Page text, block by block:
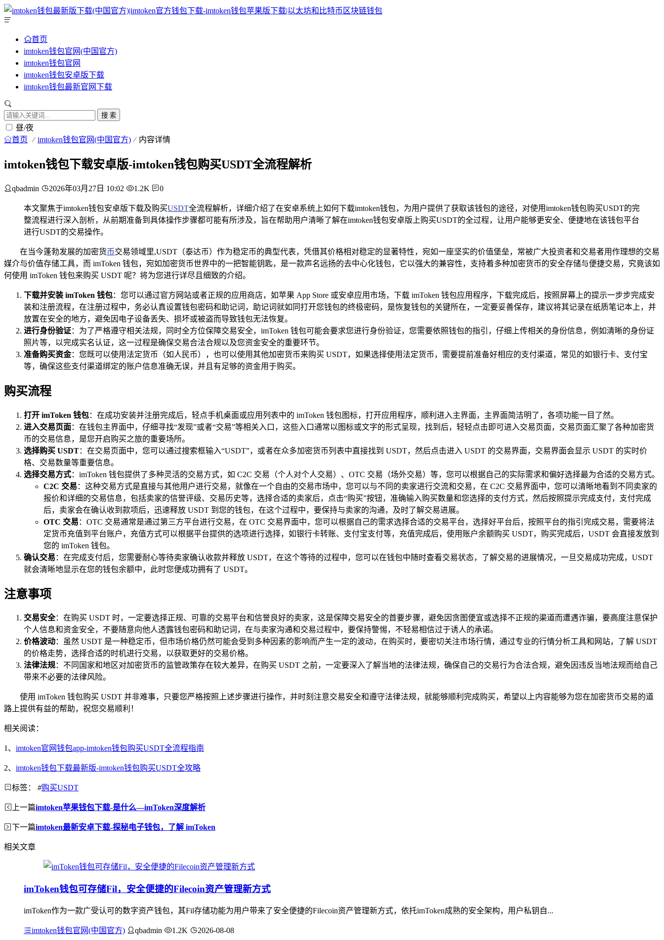
首页
imtoken钱包官网(中国官方)
imtoken钱包官网
imtoken钱包安卓版下载
imtoken钱包最新官网下载
搜 索
昼/夜
首页 imtoken钱包官网(中国官方) 内容详情
imtoken钱包下载安卓版-imtoken钱包购买USDT全流程解析
qbadmin 2026年03月27日 10:02 1.2K 0
本文聚焦于imtoken钱包安卓版下载及购买USDT全流程解析，详细介绍了在安卓系统上如何下载imtoken钱包，为用户提供了获取该钱包的途径，对使用imtoken钱包购买USDT的完
整流程进行深入剖析，从前期准备到具体操作步骤都可能有所涉及，旨在帮助用户清晰了解在imtoken钱包安卓版上购买USDT的全过程，让用户能够更安全、便捷地在该钱包平台
进行USDT的交易操作。
在当今蓬勃发展的加密货币交易领域里,USDT（泰达币）作为稳定币的典型代表，凭借其价格相对稳定的显著特性，宛如一座坚实的价值堡垒，常被广大投资者和交易者用作理想的交易
媒介与价值存储工具，而 imToken 钱包，宛如加密货币世界中的一把智能钥匙，是一款声名远扬的去中心化钱包，它以强大的兼容性，支持着多种加密货币的安全存储与便捷交易，究竟该如
何使用 imToken 钱包来购买 USDT 呢？将为您进行详尽且细致的介绍。
下载并安装 imToken 钱包：您可以通过官方网站或者正规的应用商店，如苹果 App Store 或安卓应用市场，下载 imToken 钱包应用程序，下载完成后，按照屏幕上的提示一步步完成安
装和注册流程，在注册过程中，务必认真设置钱包密码和助记词，助记词就如同打开您钱包的终极密码，是恢复钱包的关键所在，一定要妥善保存，建议将其记录在纸质笔记本上，并
放置在安全的地方，避免因电子设备丢失、损坏或被盗而导致钱包无法恢复。
进行身份验证：为了严格遵守相关法规，同时全方位保障交易安全，imToken 钱包可能会要求您进行身份验证，您需要依照钱包的指引，仔细上传相关的身份信息，例如清晰的身份证
照片等，以完成实名认证，这一过程是确保交易合法合规以及您资金安全的重要环节。
准备购买资金：您既可以使用法定货币（如人民币），也可以使用其他加密货币来购买 USDT，如果选择使用法定货币，需要提前准备好相应的支付渠道，常见的如银行卡、支付宝
等，确保这些支付渠道绑定的账户信息准确无误，并且有足够的资金用于购买。
购买流程
打开 imToken 钱包：在成功安装并注册完成后，轻点手机桌面或应用列表中的 imToken 钱包图标，打开应用程序，顺利进入主界面，主界面简洁明了，各项功能一目了然。
进入交易页面：在钱包主界面中，仔细寻找“发现”或者“交易”等相关入口，这些入口通常以图标或文字的形式呈现，找到后，轻轻点击即可进入交易页面，交易页面汇聚了各种加密货
币的交易信息，是您开启购买之旅的重要场所。
选择购买 USDT：在交易页面中，您可以通过搜索框输入“USDT”，或者在众多加密货币列表中直接找到 USDT，然后点击进入 USDT 的交易界面，交易界面会显示 USDT 的实时价
格、交易数量等重要信息。
选择交易方式：imToken 钱包提供了多种灵活的交易方式，如 C2C 交易（个人对个人交易）、OTC 交易（场外交易）等，您可以根据自己的实际需求和偏好选择最为合适的交易方式。
C2C 交易 ：这种交易方式是直接与其他用户进行交易，就像在一个自由的交易市场中，您可以与不同的卖家进行交流和交易，在 C2C 交易界面中，您可以清晰地看到不同卖家的
报价和详细的交易信息，包括卖家的信誉评级、交易历史等，选择合适的卖家后，点击“购买”按钮，准确输入购买数量和您选择的支付方式，然后按照提示完成支付，支付完成
后，卖家会在确认收到款项后，迅速释放 USDT 到您的钱包，在这个过程中，要保持与卖家的沟通，及时了解交易进展。
OTC 交易 ：OTC 交易通常是通过第三方平台进行交易，在 OTC 交易界面中，您可以根据自己的需求选择合适的交易平台，选择好平台后，按照平台的指引完成交易，需要将法
定货币充值到平台账户，充值方式可以根据平台提供的选项进行选择，如银行卡转账、支付宝支付等，充值完成后，使用账户余额购买 USDT，购买完成后，USDT 会直接发放到
您的 imToken 钱包。
确认交易 ：在完成支付后，您需要耐心等待卖家确认收款并释放 USDT，在这个等待的过程中，您可以在钱包中随时查看交易状态，了解交易的进展情况，一旦交易成功完成，USDT
就会清晰地显示在您的钱包余额中，此时您便成功拥有了 USDT。
注意事项
交易安全：在购买 USDT 时，一定要选择正规、可靠的交易平台和信誉良好的卖家，这是保障交易安全的首要步骤，避免因贪图便宜或选择不正规的渠道而遭遇诈骗，要高度注意保护
个人信息和资金安全，不要随意向他人透露钱包密码和助记词，在与卖家沟通和交易过程中，要保持警惕，不轻易相信过于诱人的承诺。
价格波动：虽然 USDT 是一种稳定币，但市场价格仍然可能会受到多种因素的影响而产生一定的波动，在购买时，要密切关注市场行情，通过专业的行情分析工具和网站，了解 USDT
的价格走势，选择合适的时机进行交易，以获取更好的交易价格。
法律法规：不同国家和地区对加密货币的监管政策存在较大差异，在购买 USDT 之前，一定要深入了解当地的法律法规，确保自己的交易行为合法合规，避免因违反当地法规而给自己
带来不必要的法律风险。
使用 imToken 钱包购买 USDT 并非难事，只要您严格按照上述步骤进行操作，并时刻注意交易安全和遵守法律法规，就能够顺利完成购买，希望以上内容能够为您在加密货币交易的道
路上提供有益的帮助，祝您交易顺利！
相关阅读：
1、 imtoken官网钱包app-imtoken钱包购买USDT全流程指南
2、 imtoken钱包下载最新版-imtoken钱包购买USDT全攻略
标签： #购买USDT
上一篇imtoken苹果钱包下载-是什么—imToken深度解析
下一篇imtoken最新安卓下载-探秘电子钱包，了解 imToken
相关文章
imToken钱包可存储Fil，安全便捷的Filecoin资产管理新方式
imToken作为一款广受认可的数字资产钱包，其Fil存储功能为用户带来了安全便捷的Filecoin资产管理新方式，依托imToken成熟的安全架构，用户私钥自...
imtoken钱包官网(中国官方) qbadmin 1.2K 2026-08-08